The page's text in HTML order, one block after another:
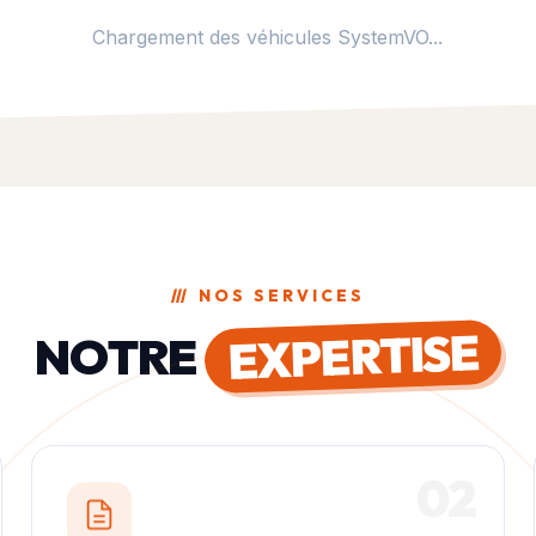
Chargement des véhicules SystemVO...
/// NOS SERVICES
NOTRE EXPERTISE